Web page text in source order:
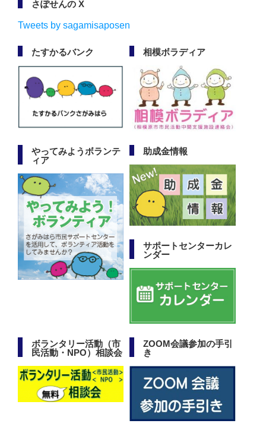
さぽせんの X
Tweets by sagamisaposen
たすかるバンク 相模ボラディア
やってみようボランテ
ィア
助成金情報
サポートセンターカレ
ンダー
ボランタリー活動（市
民活動・NPO）相談会
ZOOM会議参加の手引
き